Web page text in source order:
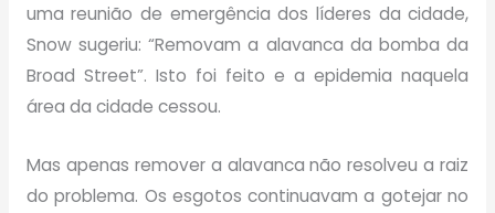
uma reunião de emergência dos líderes da cidade,
Snow sugeriu: “Removam a alavanca da bomba da
Broad Street”. Isto foi feito e a epidemia naquela
área da cidade cessou.
Mas apenas remover a alavanca não resolveu a raiz
do problema. Os esgotos continuavam a gotejar no